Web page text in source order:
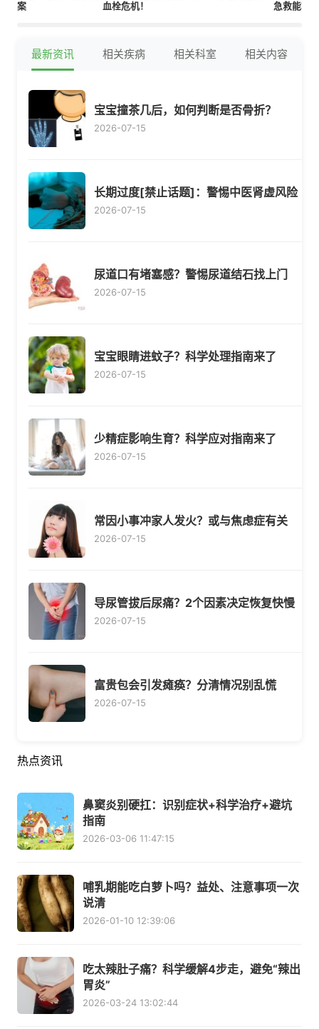
案
血栓危机！
急救能救
最新资讯 相关疾病 相关科室 相关内容
宝宝撞茶几后，如何判断是否骨折？
2026-07-15
长期过度[禁止话题]：警惕中医肾虚风险
2026-07-15
尿道口有堵塞感？警惕尿道结石找上门
2026-07-15
宝宝眼睛进蚊子？科学处理指南来了
2026-07-15
少精症影响生育？科学应对指南来了
2026-07-15
常因小事冲家人发火？或与焦虑症有关
2026-07-15
导尿管拔后尿痛？2个因素决定恢复快慢
2026-07-15
富贵包会引发瘫痪？分清情况别乱慌
2026-07-15
热点资讯
鼻窦炎别硬扛：识别症状+科学治疗+避坑
指南
2026-03-06 11:47:15
哺乳期能吃白萝卜吗？益处、注意事项一次
说清
2026-01-10 12:39:06
吃太辣肚子痛？科学缓解4步走，避免“辣出
胃炎”
2026-03-24 13:02:44